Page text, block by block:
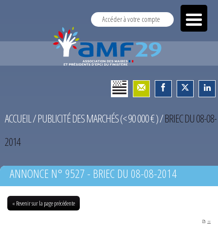
Accéder à votre compte
ACCUEIL/PUBLICITÉ DES MARCHÉS (< 90 000 € )/BRIEC DU 08-08-
2014
ANNONCE N° 9527 - BRIEC DU 08-08-2014
« Revenir sur la page précédente
PDF